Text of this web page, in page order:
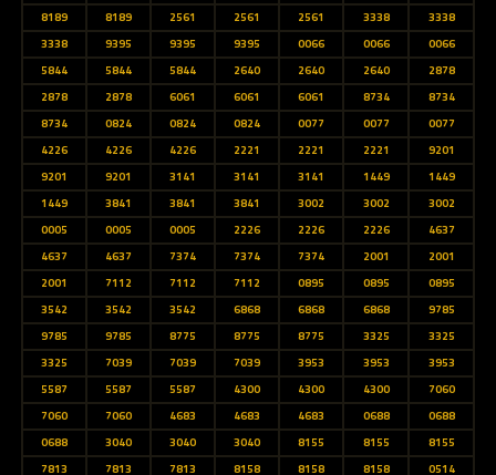
8189
8189 2561 2561 2561 3338
3338
3338
9395 9395 9395 0066 0066
0066
5844
5844 5844 2640 2640 2640
2878
2878
2878 6061 6061 6061 8734
8734
8734
0824 0824 0824 0077 0077
0077
4226
4226 4226 2221 2221 2221
9201
9201
9201 3141 3141 3141 1449
1449
1449
3841 3841 3841 3002 3002
3002
0005
0005 0005 2226 2226 2226
4637
4637
4637 7374 7374 7374 2001
2001
2001
7112 7112 7112 0895 0895
0895
3542
3542 3542 6868 6868 6868
9785
9785
9785 8775 8775 8775 3325
3325
3325
7039 7039 7039 3953 3953
3953
5587
5587 5587 4300 4300 4300
7060
7060
7060 4683 4683 4683 0688
0688
0688
3040 3040 3040 8155 8155
8155
7813
7813 7813 8158 8158 8158 0514